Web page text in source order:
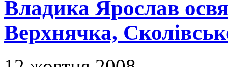
Владика Ярослав
Верхнячка,